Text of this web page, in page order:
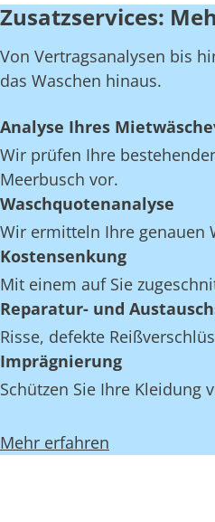
Zusatzservices:
Von Vertragsanalysen bis
das Waschen hinaus.
Analyse Ihres
Wir prüfen Ihre
Meerbusch vor.
Waschquotenanalyse
Wir ermitteln Ihre genauen
Kostensenkung
Mit einem auf Sie
Reparatur- und
Risse, defekte
Imprägnierung
Schützen Sie Ihre
Mehr erfahren